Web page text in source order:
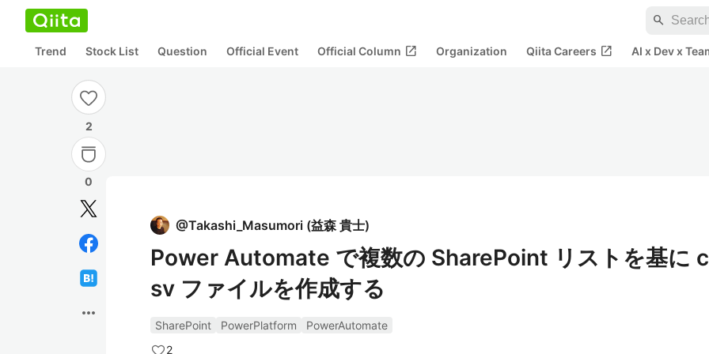
search
Trend Stock List Question Official Event Official Column open_in_new Organization Qiita Careers open_in_new AI x Dev x
2
0
more_horiz
@Takashi_Masumori (益森 貴士)
Power Automate で複数の SharePoint リストを基に c
sv ファイルを作成する
SharePoint PowerPlatform
PowerAutomate
2